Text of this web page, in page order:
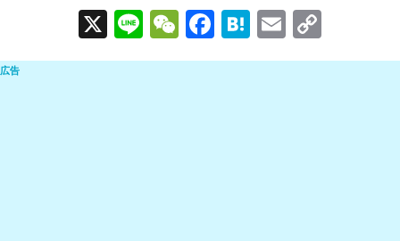
X
Li
n
W
e
F
a
H
at
E
m o